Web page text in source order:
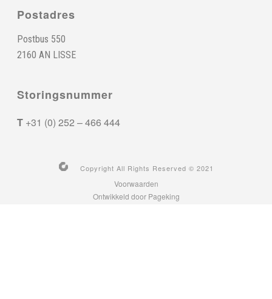
Postadres
Postbus 550
2160 AN LISSE
Storingsnummer
T +31 (0) 252 – 466 444
Copyright All Rights Reserved © 2021
Voorwaarden
Ontwikkeld door Pageking